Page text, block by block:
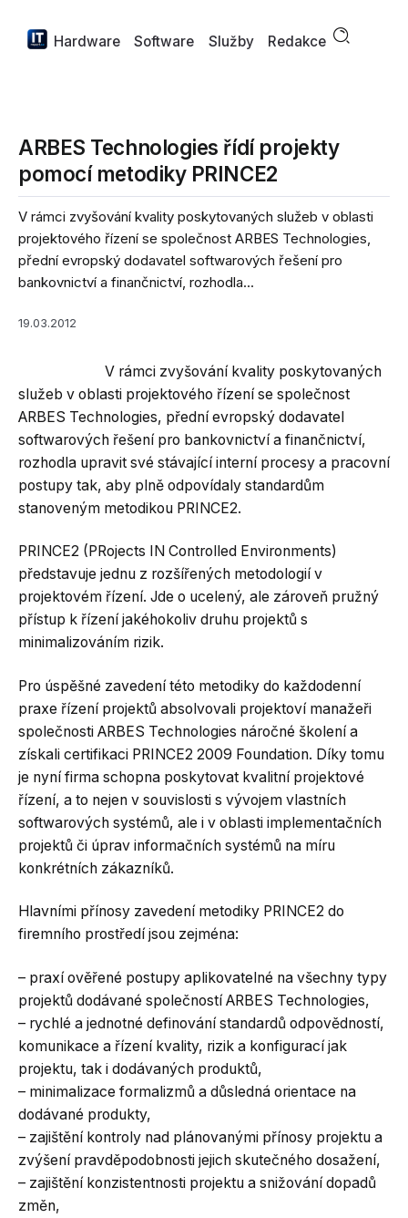
Hardware Software Služby Redakce
ARBES Technologies řídí projekty
pomocí metodiky PRINCE2
V rámci zvyšování kvality poskytovaných služeb v oblasti
projektového řízení se společnost ARBES Technologies,
přední evropský dodavatel softwarových řešení pro
bankovnictví a finančnictví, rozhodla...
19.03.2012
V rámci zvyšování kvality poskytovaných
služeb v oblasti projektového řízení se společnost
ARBES Technologies, přední evropský dodavatel
softwarových řešení pro bankovnictví a finančnictví,
rozhodla upravit své stávající interní procesy a pracovní
postupy tak, aby plně odpovídaly standardům
stanoveným metodikou PRINCE2.
PRINCE2 (PRojects IN Controlled Environments)
představuje jednu z rozšířených metodologií v
projektovém řízení. Jde o ucelený, ale zároveň pružný
přístup k řízení jakéhokoliv druhu projektů s
minimalizováním rizik.
Pro úspěšné zavedení této metodiky do každodenní
praxe řízení projektů absolvovali projektoví manažeři
společnosti ARBES Technologies náročné školení a
získali certifikaci PRINCE2 2009 Foundation. Díky tomu
je nyní firma schopna poskytovat kvalitní projektové
řízení, a to nejen v souvislosti s vývojem vlastních
softwarových systémů, ale i v oblasti implementačních
projektů či úprav informačních systémů na míru
konkrétních zákazníků.
Hlavními přínosy zavedení metodiky PRINCE2 do
firemního prostředí jsou zejména:
– praxí ověřené postupy aplikovatelné na všechny typy
projektů dodávané společností ARBES Technologies,
– rychlé a jednotné definování standardů odpovědností,
komunikace a řízení kvality, rizik a konfigurací jak
projektu, tak i dodávaných produktů,
– minimalizace formalizmů a důsledná orientace na
dodávané produkty,
– zajištění kontroly nad plánovanými přínosy projektu a
zvýšení pravděpodobnosti jejich skutečného dosažení,
– zajištění konzistentnosti projektu a snižování dopadů
změn,